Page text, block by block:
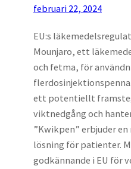
februari 22, 2024
EU:s
Mounjaro, ett
och fetma, för
ett potentiellt
viktnedgång och
”Kwikpen” erbjuder
lösning för patienter.
godkännande i EU för